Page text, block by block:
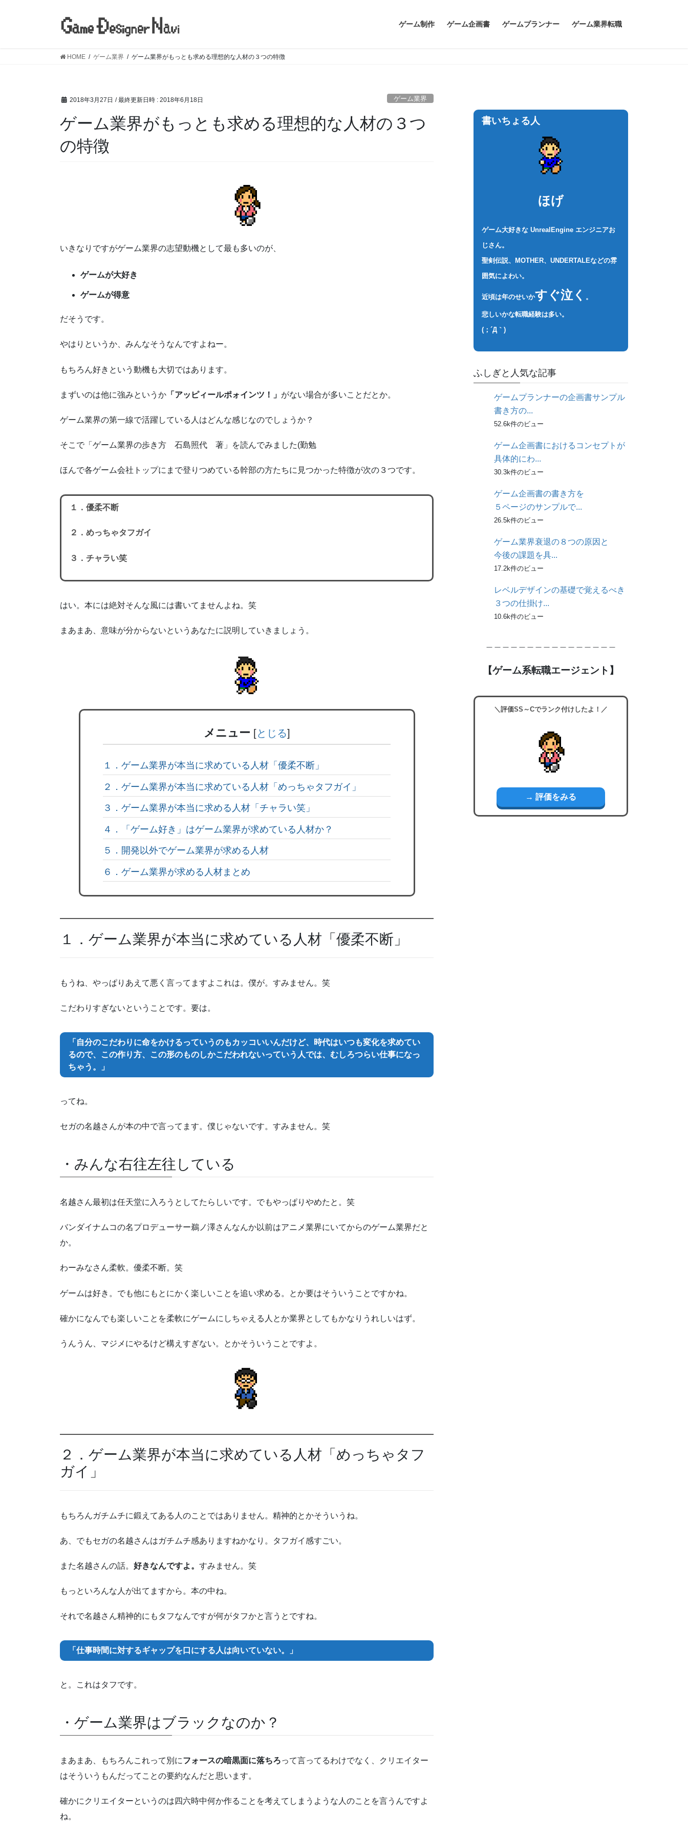
ゲーム制作 ゲーム企画書 ゲームプランナー ゲーム業界転職
HOME ゲーム業界 ゲーム業界がもっとも求める理想的な人材の３つの特徴
2018年3月27日 / 最終更新日時 : 2018年6月18日 ゲーム業界
ゲーム業界がもっとも求める理想的な人材の３つ
の特徴
いきなりですがゲーム業界の志望動機として最も多いのが、
ゲームが大好き
ゲームが得意
だそうです。
やはりというか、みんなそうなんですよねー。
もちろん好きという動機も大切ではあります。
まずいのは他に強みというか 「アッピィールポォインツ！」 がない場合が多いことだとか。
ゲーム業界の第一線で活躍している人はどんな感じなのでしょうか？
そこで「ゲーム業界の歩き方 石島照代 著」を読んでみました(勤勉
ほんで各ゲーム会社トップにまで登りつめている幹部の方たちに見つかった特徴が次の３つです。
１．優柔不断
２．めっちゃタフガイ
３．チャラい笑
はい。本には絶対そんな風には書いてませんよね。笑
まあまあ、意味が分からないというあなたに説明していきましょう。
メニュー [とじる]
１．ゲーム業界が本当に求めている人材「優柔不断」
２．ゲーム業界が本当に求めている人材「めっちゃタフガイ」
３．ゲーム業界が本当に求める人材「チャラい笑」
４．「ゲーム好き」はゲーム業界が求めている人材か？
５．開発以外でゲーム業界が求める人材
６．ゲーム業界が求める人材まとめ
１．ゲーム業界が本当に求めている人材「優柔不断」
もうね、やっぱりあえて悪く言ってますよこれは。僕が。すみません。笑
こだわりすぎないということです。要は。
「自分のこだわりに命をかけるっていうのもカッコいいんだけど、時代はいつも変化を求めてい
るので、この作り方、この形のものしかこだわれないっていう人では、むしろつらい仕事になっ
ちゃう。」
ってね。
セガの名越さんが本の中で言ってます。僕じゃないです。すみません。笑
・みんな右往左往している
名越さん最初は任天堂に入ろうとしてたらしいです。でもやっぱりやめたと。笑
バンダイナムコの名プロデューサー鵜ノ澤さんなんか以前はアニメ業界にいてからのゲーム業界だと
か。
わーみなさん柔軟。優柔不断。笑
ゲームは好き。でも他にもとにかく楽しいことを追い求める。とか要はそういうことですかね。
確かになんでも楽しいことを柔軟にゲームにしちゃえる人とか業界としてもかなりうれしいはず。
うんうん、マジメにやるけど構えすぎない。とかそういうことですよ。
２．ゲーム業界が本当に求めている人材「めっちゃタフ
ガイ」
もちろんガチムチに鍛えてある人のことではありません。精神的とかそういうね。
あ、でもセガの名越さんはガチムチ感ありますねかなり。タフガイ感すごい。
また名越さんの話。 好きなんですよ。 すみません。笑
もっといろんな人が出てますから。本の中ね。
それで名越さん精神的にもタフなんですが何がタフかと言うとですね。
「仕事時間に対するギャップを口にする人は向いていない。」
と。これはタフです。
・ゲーム業界はブラックなのか？
まあまあ、もちろんこれって別にフォースの暗黒面に落ちろって言ってるわけでなく、クリエイター
はそういうもんだってことの要約なんだと思います。
確かにクリエイターというのは四六時中何か作ることを考えてしまうような人のことを言うんですよ
ね。
書いちょる人
ほげ
ゲーム大好きな UnrealEngine エンジニアお
じさん。
聖剣伝説、MOTHER、UNDERTALEなどの雰
囲気によわい。
近頃は年のせいかすぐ泣く 。
悲しいかな転職経験は多い。
(；´Д｀)
ふしぎと人気な記事
ゲームプランナーの企画書サンプル
書き方の...
52.6k件のビュー
ゲーム企画書におけるコンセプトが
具体的にわ...
30.3k件のビュー
ゲーム企画書の書き方を
５ページのサンプルで...
26.5k件のビュー
ゲーム業界衰退の８つの原因と
今後の課題を具...
17.2k件のビュー
レベルデザインの基礎で覚えるべき
３つの仕掛け...
10.6k件のビュー
【ゲーム系転職エージェント】
＼評価SS～Cでランク付けしたよ！／
→ 評価をみる